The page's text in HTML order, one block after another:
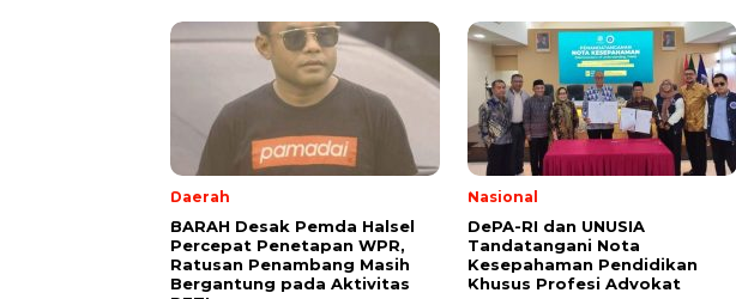
Daerah
BARAH Desak Pemda Halsel
Percepat Penetapan WPR,
Ratusan Penambang Masih
Bergantung pada Aktivitas
Nasional
DePA-RI dan UNUSIA
Tandatangani Nota
Kesepahaman Pendidikan
Khusus Profesi Advokat